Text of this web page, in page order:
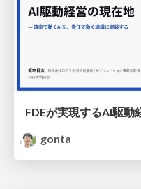
FDEが実現するAI駆動
gonta